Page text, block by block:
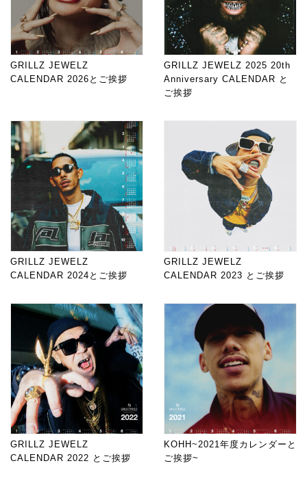
GRILLZ JEWELZ
CALENDAR 2026とご挨拶
GRILLZ JEWELZ 2025 20th
Anniversary CALENDAR と
ご挨拶
GRILLZ JEWELZ
CALENDAR 2024とご挨拶
GRILLZ JEWELZ
CALENDAR 2023 とご挨拶
GRILLZ JEWELZ
CALENDAR 2022 とご挨拶
KOHH~2021年度カレンダーと
ご挨拶~